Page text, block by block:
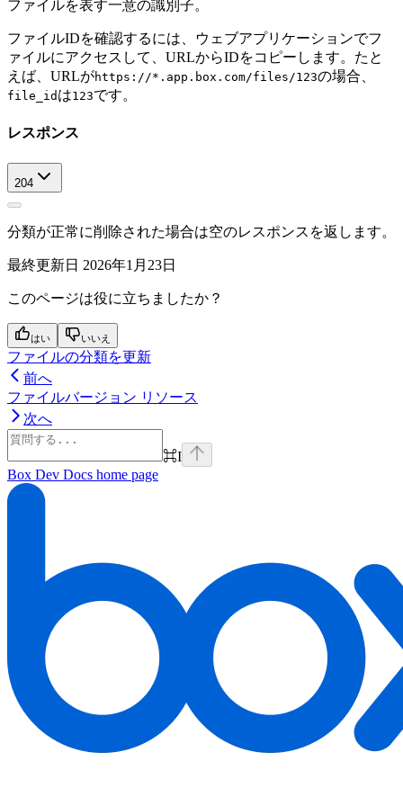
ファイルを表す一意の識別子。
ファイルIDを確認するには、ウェブアプリケーションでフ
ァイルにアクセスして、URLからIDをコピーします。たと
えば、URLがhttps://*.app.box.com/files/123の場合、
file_id は123です。
レスポンス
204
分類が正常に削除された場合は空のレスポンスを返します。
最終更新日 2026年1月23日
このページは役に立ちましたか？
はい いいえ
ファイルの分類を更新
前へ
ファイルバージョン リソース
次へ
⌘I
Box Dev Docs home page